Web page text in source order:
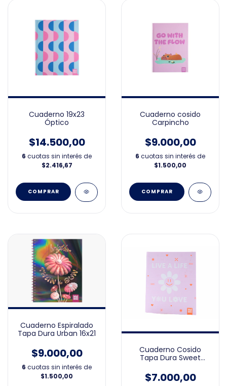
Cuaderno 19x23
Óptico
$14.500,00
6 cuotas sin interés de
$2.416,67
Cuaderno cosido
Carpincho
$9.000,00
6 cuotas sin interés de
$1.500,00
Cuaderno Espiralado
Tapa Dura Urban 16x21
$9.000,00
6 cuotas sin interés de
$1.500,00
Cuaderno Cosido
Tapa Dura Sweet
$7.000,00